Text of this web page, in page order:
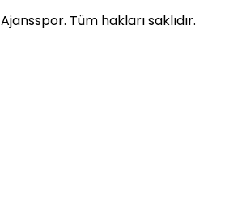
Ajansspor. Tüm hakları saklıdır.